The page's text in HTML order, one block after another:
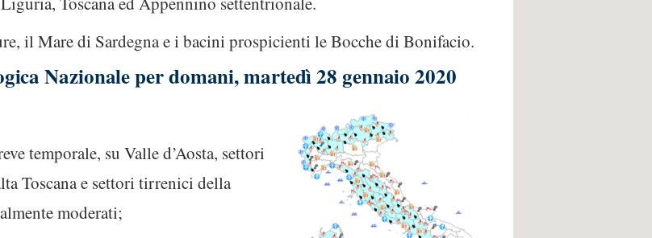
il Mare di Sardegna e i bacini prospicienti le Bocche di Bonifacio.
Nazionale per domani, martedì 28 gennaio 2020
temporale, su Valle d’Aosta, settori
Toscana e settori tirrenici della
moderati;